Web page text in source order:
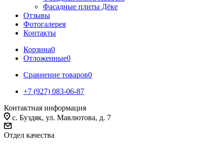
Фасадные плиты Дёке
Отзывы
Фотогалерея
Контакты
Корзина0
Отложенные0
Сравнение товаров0
+7 (927) 083-06-87
Контактная информация
c. Буздяк, ул. Мавлютова, д. 7
Отдел качества